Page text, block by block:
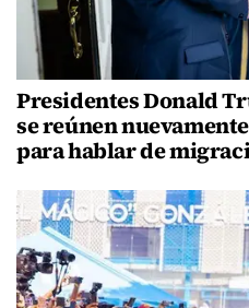
Presidentes Donald
se reúnen
para hablar de